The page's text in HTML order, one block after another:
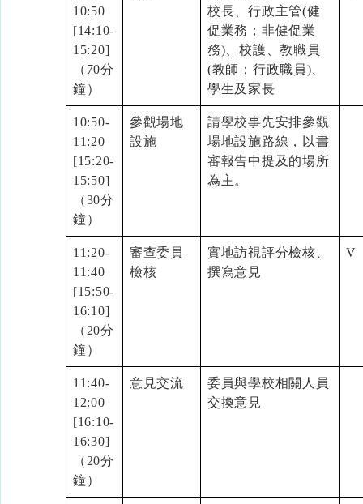
10:50
[14:10-
15:20]
（70分
鐘）
校長、行政主管(健
促業務；非健促業
務)、校護、教職員
(教師；行政職員)、
學生及家長
10:50-
11:20
[15:20-
15:50]
（30分
鐘）
參觀場地
設施
請學校事先安排參觀
場地設施路線，以書
審報告中提及的場所
為主。
11:20-
11:40
[15:50-
16:10]
（20分
鐘）
審查委員
檢核
實地訪視評分檢核、
撰寫意見
V
11:40-
12:00
[16:10-
16:30]
（20分
鐘）
意見交流
委員與學校相關人員
交換意見